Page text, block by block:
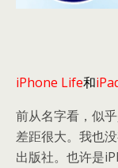
iPhone Life和
前从名字看，似
差距很大。我也
出版社。也许是